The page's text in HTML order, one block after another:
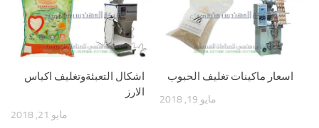
اشكال التعبئةوتغليف اكياس
الارز
مايو 21, 2018
اسعار ماكينات تغليف الحبوب
مايو 19, 2018